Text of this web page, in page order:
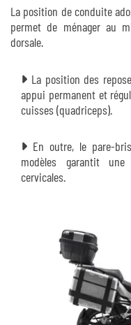
La position de conduite
permet de ménager au
dorsale.
La position des
appui permanent et
cuisses (quadriceps).
En outre, le pare-
modèles garantit
cervicales.